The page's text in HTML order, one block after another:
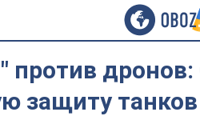
дронов:
защиту танков